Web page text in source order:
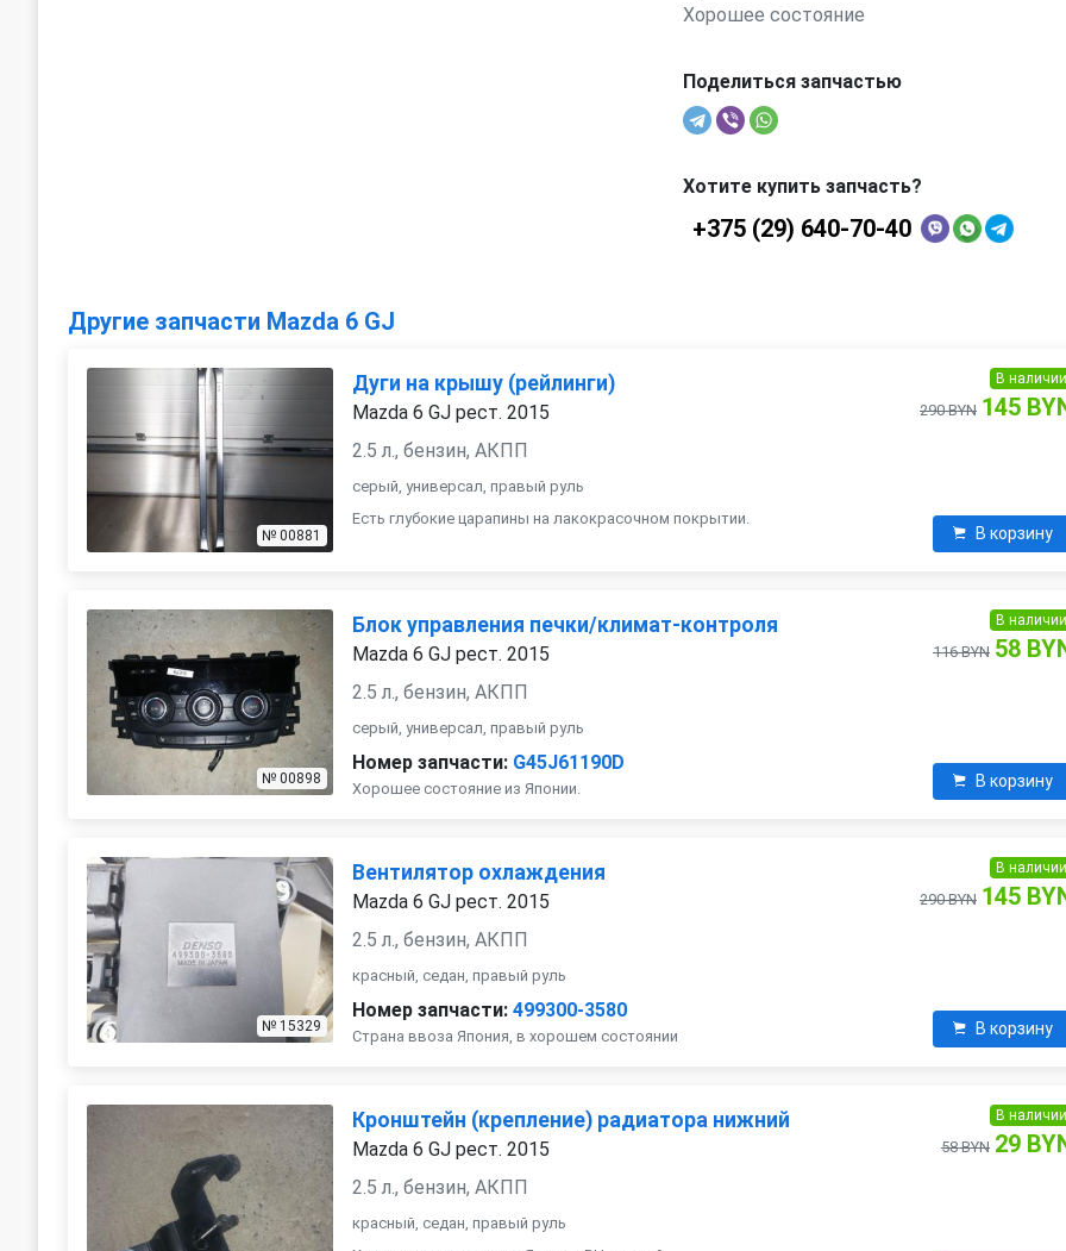
Хорошее состояние
Поделиться запчастью
Хотите купить запчасть?
+375 (29) 640-70-40
Другие запчасти Mazda 6 GJ
№ 00881
Дуги на крышу (рейлинги)
Mazda 6 GJ рест. 2015
2.5 л., бензин, АКПП
серый, универсал, правый руль
Есть глубокие царапины на лакокрасочном покрытии.
В наличии
290 BYN 145
В корзину
№ 00898
Блок управления печки/климат-контроля
Mazda 6 GJ рест. 2015
2.5 л., бензин, АКПП
серый, универсал, правый руль
Номер запчасти: G45J61190D
Хорошее состояние из Японии.
В наличии
116 BYN 58
В корзину
№ 15329
Вентилятор охлаждения
Mazda 6 GJ рест. 2015
2.5 л., бензин, АКПП
красный, седан, правый руль
Номер запчасти: 499300-3580
Страна ввоза Япония, в хорошем состоянии
В наличии
290 BYN 145
В корзину
Кронштейн (крепление) радиатора нижний
Mazda 6 GJ рест. 2015
2.5 л., бензин, АКПП
красный, седан, правый руль
В наличии
58 BYN 29